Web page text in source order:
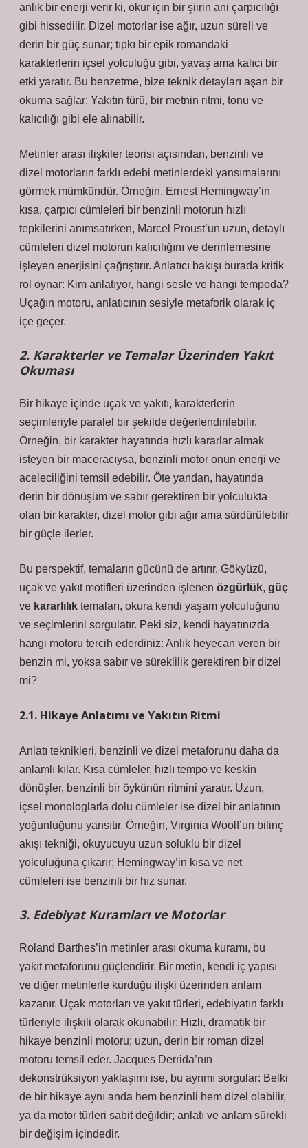
anlık bir enerji verir ki, okur için bir şiirin ani çarpıcılığı
gibi hissedilir. Dizel motorlar ise ağır, uzun süreli ve
derin bir güç sunar; tıpkı bir epik romandaki
karakterlerin içsel yolculuğu gibi, yavaş ama kalıcı bir
etki yaratır. Bu benzetme, bize teknik detayları aşan bir
okuma sağlar: Yakıtın türü, bir metnin ritmi, tonu ve
kalıcılığı gibi ele alınabilir.
Metinler arası ilişkiler teorisi açısından, benzinli ve
dizel motorların farklı edebi metinlerdeki yansımalarını
görmek mümkündür. Örneğin, Ernest Hemingway’in
kısa, çarpıcı cümleleri bir benzinli motorun hızlı
tepkilerini anımsatırken, Marcel Proust’un uzun, detaylı
cümleleri dizel motorun kalıcılığını ve derinlemesine
işleyen enerjisini çağrıştırır. Anlatıcı bakışı burada kritik
rol oynar: Kim anlatıyor, hangi sesle ve hangi tempoda?
Uçağın motoru, anlatıcının sesiyle metaforik olarak iç
içe geçer.
2. Karakterler ve Temalar Üzerinden Yakıt
Okuması
Bir hikaye içinde uçak ve yakıtı, karakterlerin
seçimleriyle paralel bir şekilde değerlendirilebilir.
Örneğin, bir karakter hayatında hızlı kararlar almak
isteyen bir maceracıysa, benzinli motor onun enerji ve
aceleciliğini temsil edebilir. Öte yandan, hayatında
derin bir dönüşüm ve sabır gerektiren bir yolculukta
olan bir karakter, dizel motor gibi ağır ama sürdürülebilir
bir güçle ilerler.
Bu perspektif, temaların gücünü de artırır. Gökyüzü,
uçak ve yakıt motifleri üzerinden işlenen özgürlük, güç
ve kararlılık temaları, okura kendi yaşam yolculuğunu
ve seçimlerini sorgulatır. Peki siz, kendi hayatınızda
hangi motoru tercih ederdiniz: Anlık heyecan veren bir
benzin mi, yoksa sabır ve süreklilik gerektiren bir dizel
mi?
2.1. Hikaye Anlatımı ve Yakıtın Ritmi
Anlatı teknikleri, benzinli ve dizel metaforunu daha da
anlamlı kılar. Kısa cümleler, hızlı tempo ve keskin
dönüşler, benzinli bir öykünün ritmini yaratır. Uzun,
içsel monologlarla dolu cümleler ise dizel bir anlatının
yoğunluğunu yansıtır. Örneğin, Virginia Woolf’un bilinç
akışı tekniği, okuyucuyu uzun soluklu bir dizel
yolculuğuna çıkarır; Hemingway’in kısa ve net
cümleleri ise benzinli bir hız sunar.
3. Edebiyat Kuramları ve Motorlar
Roland Barthes’in metinler arası okuma kuramı, bu
yakıt metaforunu güçlendirir. Bir metin, kendi iç yapısı
ve diğer metinlerle kurduğu ilişki üzerinden anlam
kazanır. Uçak motorları ve yakıt türleri, edebiyatın farklı
türleriyle ilişkili olarak okunabilir: Hızlı, dramatik bir
hikaye benzinli motoru; uzun, derin bir roman dizel
motoru temsil eder. Jacques Derrida’nın
dekonstrüksiyon yaklaşımı ise, bu ayrımı sorgular: Belki
de bir hikaye aynı anda hem benzinli hem dizel olabilir,
ya da motor türleri sabit değildir; anlatı ve anlam sürekli
bir değişim içindedir.